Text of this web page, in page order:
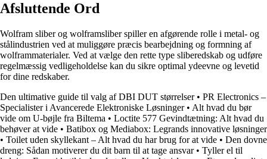
Afsluttende Ord
Wolfram sliber og wolframsliber spiller en afgørende rolle i metal- og
stålindustrien ved at muliggøre præcis bearbejdning og formning af
wolframmaterialer. Ved at vælge den rette type sliberedskab og udføre
regelmæssig vedligeholdelse kan du sikre optimal ydeevne og levetid
for dine redskaber.
Den ultimative guide til valg af DBI DUT størrelser• PR Electronics –
Specialister i Avancerede Elektroniske Løsninger• Alt hvad du bør
vide om U-bøjle fra Biltema • Loctite 577 Gevindtætning: Alt hvad du
behøver at vide • Batibox og Mediabox: Legrands innovative løsninger
• Toilet uden skyllekant – Alt hvad du har brug for at vide • Den dovne
dreng: Sådan motiverer du dit barn til at tage ansvar• Tyller el til